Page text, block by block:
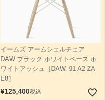
イームズ アームシェルチェア
DAW ブラック ホワイトベース ホ
ワイトアッシュ［DAW. 91 A2 ZA
E8］
¥125,400税込